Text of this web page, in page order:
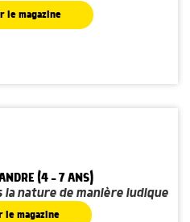
le magazine
(4 - 7 ANS)
nature de manière ludique
le magazine